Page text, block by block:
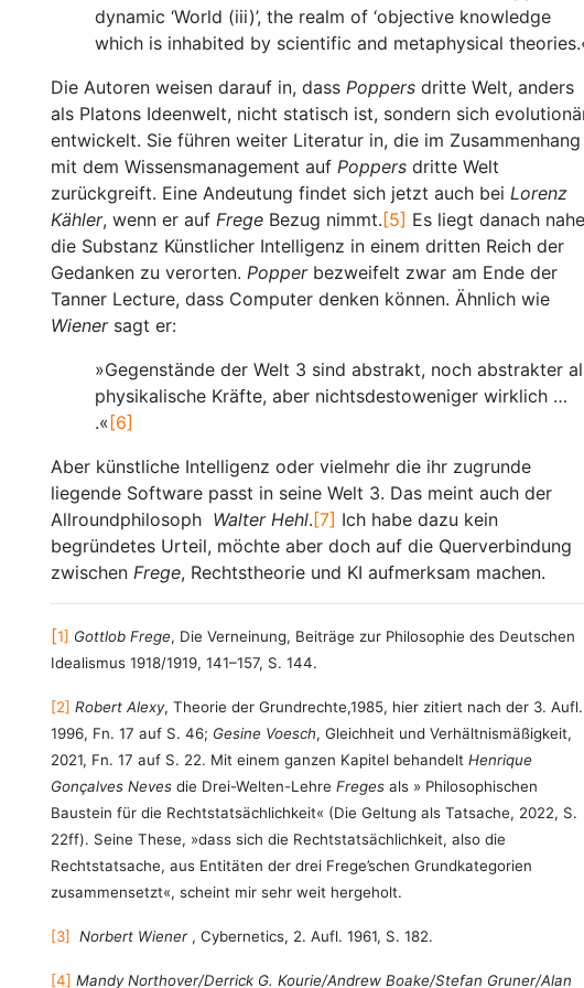
dynamic ‘World (iii)’, the realm of ‘objective knowledge
which is inhabited by scientific and metaphysical
Die Autoren weisen darauf in, dass Poppers dritte Welt, anders
als Platons Ideenwelt, nicht statisch ist, sondern sich
entwickelt. Sie führen weiter Literatur in, die im Zusammenhang
mit dem Wissensmanagement auf Poppers dritte Welt
zurückgreift. Eine Andeutung findet sich jetzt auch bei Lorenz
Kähler, wenn er auf Frege Bezug nimmt. [5] Es liegt danach
die Substanz Künstlicher Intelligenz in einem dritten Reich der
Gedanken zu verorten. Popperbezweifelt zwar am Ende der
Tanner Lecture, dass Computer denken können. Ähnlich wie
Wienersagt er:
»Gegenstände der Welt 3 sind abstrakt, noch abstrakter
physikalische Kräfte, aber nichtsdestoweniger wirklich …
.« [6]
Aber künstliche Intelligenz oder vielmehr die ihr zugrunde
liegende Software passt in seine Welt 3. Das meint auch der
Allroundphilosoph Walter Hehl. [7] Ich habe dazu kein
begründetes Urteil, möchte aber doch auf die Querverbindung
zwischen Frege, Rechtstheorie und KI aufmerksam machen.
[1] Gottlob Frege, Die Verneinung, Beiträge zur Philosophie des Deutschen
Idealismus 1918/1919, 141–157, S. 144.
[2] Robert Alexy, Theorie der Grundrechte,1985, hier zitiert nach der 3. Aufl.
1996, Fn. 17 auf S. 46; Gesine Voesch, Gleichheit und Verhältnismäßigkeit,
2021, Fn. 17 auf S. 22. Mit einem ganzen Kapitel behandelt Henrique
Gonçalves Neves die Drei-Welten-Lehre Freges als » Philosophischen
Baustein für die Rechtstatsächlichkeit« (Die Geltung als Tatsache, 2022, S.
22ff). Seine These, »dass sich die Rechtstatsächlichkeit, also die
Rechtstatsache, aus Entitäten der drei Frege’schen Grundkategorien
zusammensetzt«, scheint mir sehr weit hergeholt.
[3] Norbert Wiener, Cybernetics, 2. Aufl. 1961, S. 182.
[4] Mandy Northover/Derrick G. Kourie/Andrew Boake/Stefan Gruner/Alan